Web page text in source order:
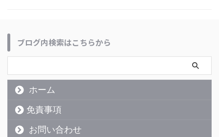
ブログ内検索はこちらから
ホーム
免責事項
お問い合わせ